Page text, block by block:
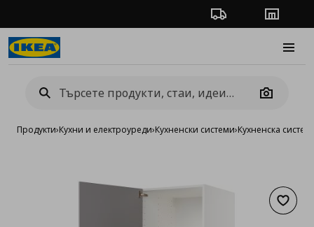
Проследяване на
Camera
Продукти›Кухни и електроуреди›Кухненски системи›Кухненска